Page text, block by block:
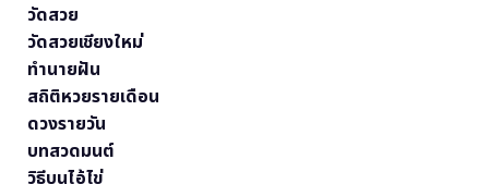
วัดสวย
วัดสวยเชียงใหม่
ทำนายฝัน
สถิติหวยรายเดือน
ดวงรายวัน
บทสวดมนต์
วิธีบนไอ้ไข่